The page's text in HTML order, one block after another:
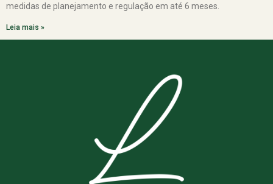
medidas de planejamento e regulação em até 6 meses.
Leia mais »